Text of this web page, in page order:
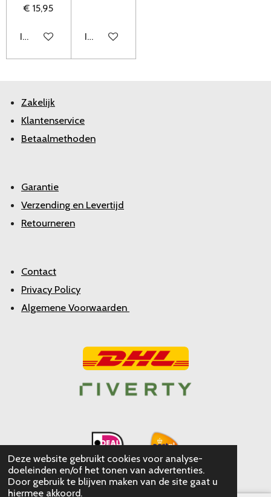
Deze website gebruikt cookies voor analyse-
doeleinden en/of het tonen van advertenties.
Door gebruik te blijven maken van de site gaat u
hiermee akkoord.
€ 15,95
In winkelwagenIn winkelwagen
Zakelijk
Klantenservice
Betaalmethoden
Garantie
Verzending en Levertijd
Retourneren
Contact
Privacy Policy
Algemene Voorwaarden